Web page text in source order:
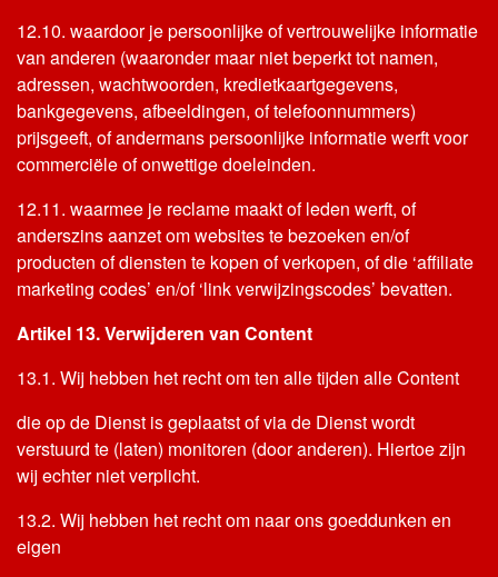
12.10. waardoor je persoonlijke of vertrouwelijke informatie
van anderen (waaronder maar niet beperkt tot namen,
adressen, wachtwoorden, kredietkaartgegevens,
bankgegevens, afbeeldingen, of telefoonnummers)
prijsgeeft, of andermans persoonlijke informatie werft voor
commerciële of onwettige doeleinden.
12.11. waarmee je reclame maakt of leden werft, of
anderszins aanzet om websites te bezoeken en/of
producten of diensten te kopen of verkopen, of die ‘affiliate
marketing codes’ en/of ‘link verwijzingscodes’ bevatten.
Artikel 13. Verwijderen van Content
13.1. Wij hebben het recht om ten alle tijden alle Content
die op de Dienst is geplaatst of via de Dienst wordt
verstuurd te (laten) monitoren (door anderen). Hiertoe zijn
wij echter niet verplicht.
13.2. Wij hebben het recht om naar ons goeddunken en
eigen